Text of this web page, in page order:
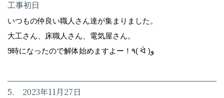
工事初日
いつもの仲良い職人さん達が集まりました。
大工さん、床職人さん、電気屋さん。
9時になったので解体始めますよー！٩( ᐛ )و
5. 2023年11月27日